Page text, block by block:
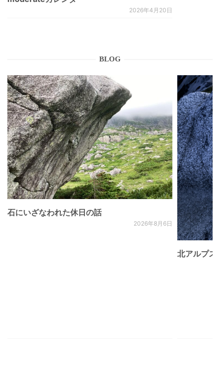
2026年4月20日
BLOG
石にいざなわれた休日の話
2026年8月6日
北アルプ